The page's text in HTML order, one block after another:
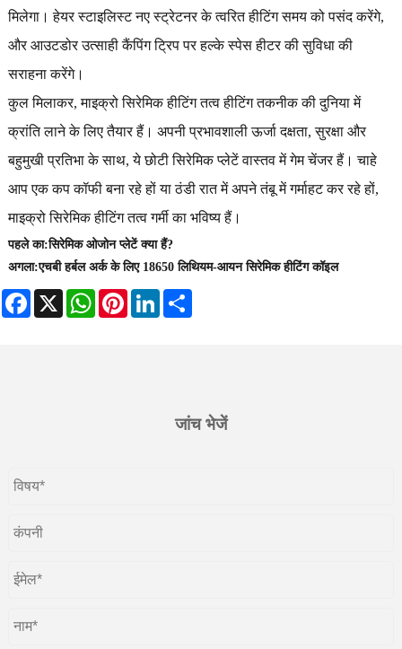
मिलेगा। हेयर स्टाइलिस्ट नए स्ट्रेटनर के त्वरित हीटिंग समय को पसंद करेंगे,
और आउटडोर उत्साही कैंपिंग ट्रिप पर हल्के स्पेस हीटर की सुविधा की
सराहना करेंगे।
कुल मिलाकर, माइक्रो सिरेमिक हीटिंग तत्व हीटिंग तकनीक की दुनिया में
क्रांति लाने के लिए तैयार हैं। अपनी प्रभावशाली ऊर्जा दक्षता, सुरक्षा और
बहुमुखी प्रतिभा के साथ, ये छोटी सिरेमिक प्लेटें वास्तव में गेम चेंजर हैं। चाहे
आप एक कप कॉफी बना रहे हों या ठंडी रात में अपने तंबू में गर्माहट कर रहे हों,
माइक्रो सिरेमिक हीटिंग तत्व गर्मी का भविष्य हैं।
पहले का:​सिरेमिक ओजोन प्लेटें क्या हैं?
अगला:​एचबी हर्बल अर्क के लिए 18650 लिथियम-आयन सिरेमिक हीटिंग कॉइल
Facebook
X WhatsAppPinterestLinkedIn
जांच भेजें